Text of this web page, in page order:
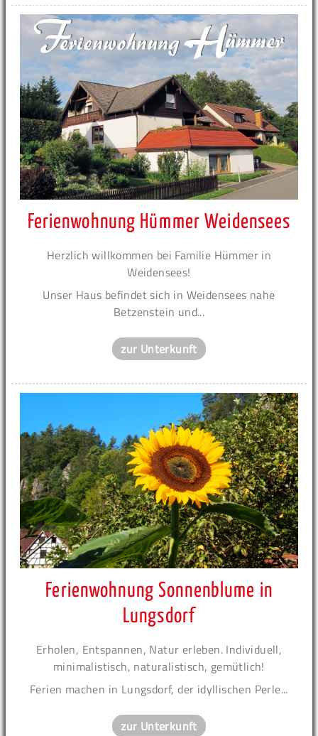
Ferienwohnung Hümmer Weidensees
Herzlich willkommen bei Familie Hümmer in
Weidensees!
Unser Haus befindet sich in Weidensees nahe
Betzenstein und...
zur Unterkunft
Ferienwohnung Sonnenblume in
Lungsdorf
Erholen, Entspannen, Natur erleben. Individuell,
minimalistisch, naturalistisch, gemütlich!
Ferien machen in Lungsdorf, der idyllischen Perle...
zur Unterkunft